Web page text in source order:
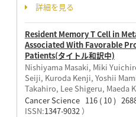
詳細を見る
Resident Memory T Cell in
Associated With Favorable
Patients(タイトル和訳中)
Nishiyama Masaki, Miki
Seiji, Kuroda Kenji, Yoshii
Takahiro, Lee Shigeru, Maeda
Cancer Science 116 ( 10 )
ISSN:1347-9032 ）